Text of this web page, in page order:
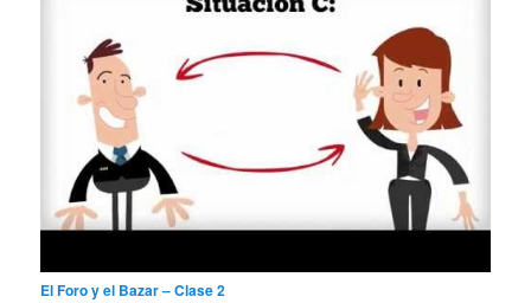
El Foro y el Bazar – Clase 2